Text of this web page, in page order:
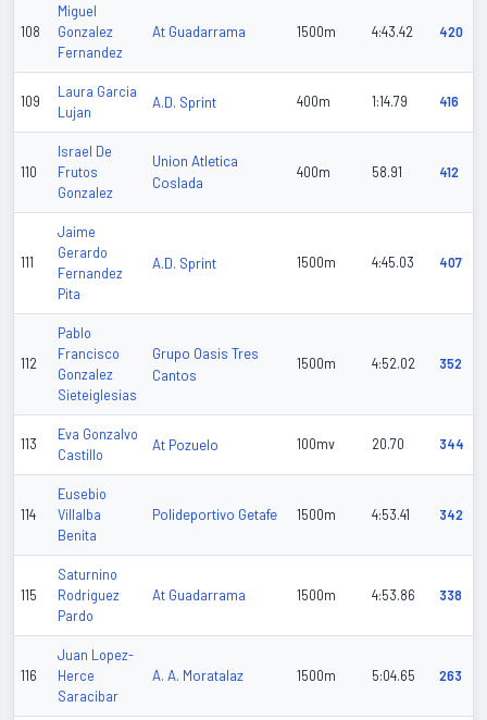
108
Miguel
Gonzalez
Fernandez
At Guadarrama 1500m 4:43.42 420
109
Laura Garcia
Lujan
A.D. Sprint 400m 1:14.79 416
110
Israel De
Frutos
Gonzalez
Union Atletica
Coslada
400m 58.91 412
111
Jaime
Gerardo
Fernandez
Pita
A.D. Sprint 1500m 4:45.03 407
112
Pablo
Francisco
Gonzalez
Sieteiglesias
Grupo Oasis Tres
Cantos
1500m 4:52.02 352
113
Eva Gonzalvo
Castillo
At Pozuelo 100mv 20.70 344
114
Eusebio
Villalba
Benita
Polideportivo Getafe 1500m 4:53.41 342
115
Saturnino
Rodriguez
Pardo
At Guadarrama 1500m 4:53.86 338
116
Juan Lopez-
Herce
Saracibar
A. A. Moratalaz 1500m 5:04.65 263